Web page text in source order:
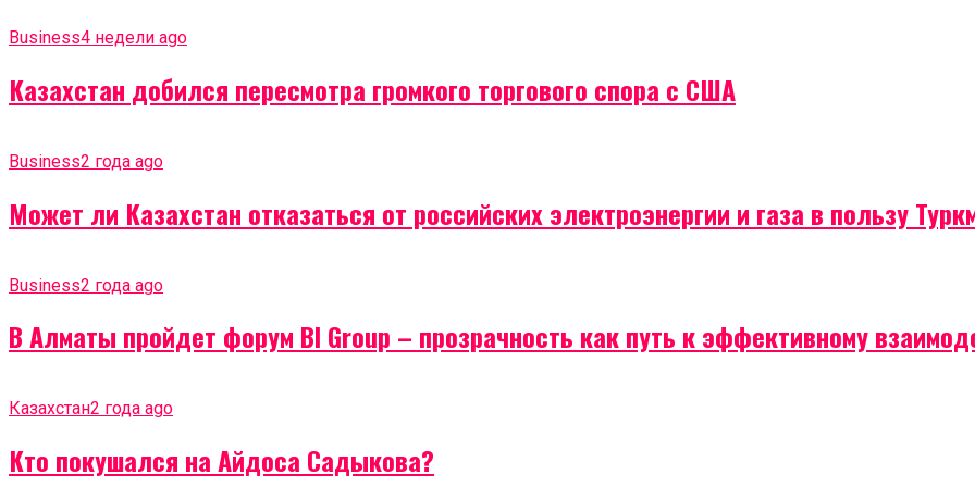
Business4 недели ago
Казахстан добился пересмотра громкого торгового спора с США
Business2 года ago
Может ли Казахстан отказаться от российских электроэнергии и газа в пользу
Business2 года ago
В Алматы пройдет форум BI Group – прозрачность как путь к эффективному
Казахстан2 года ago
Кто покушался на Айдоса Садыкова?